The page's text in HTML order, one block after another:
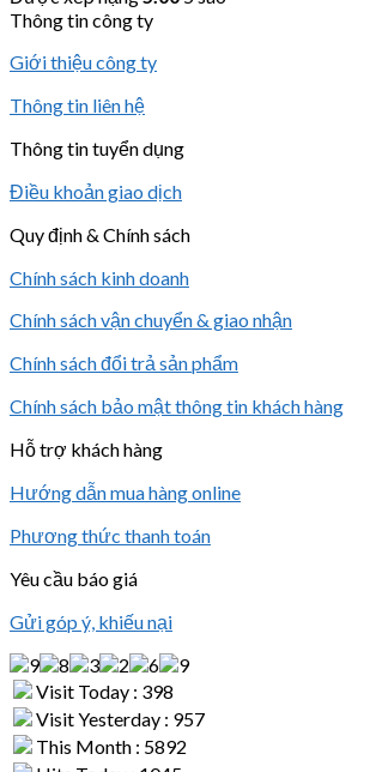
Thông tin công ty
Giới thiệu công ty
Thông tin liên hệ
Thông tin tuyển dụng
Điều khoản giao dịch
Quy định & Chính sách
Chính sách kinh doanh
Chính sách vận chuyển & giao nhận
Chính sách đổi trả sản phẩm
Chính sách bảo mật thông tin khách hàng
Hỗ trợ khách hàng
Hướng dẫn mua hàng online
Phương thức thanh toán
Yêu cầu báo giá
Gửi góp ý, khiếu nại
Visit Today : 398
Visit Yesterday : 957
This Month : 5892